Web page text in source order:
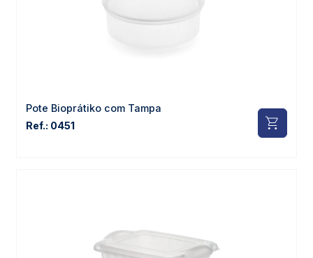
Pote Bioprátiko com Tampa
Ref.: 0451